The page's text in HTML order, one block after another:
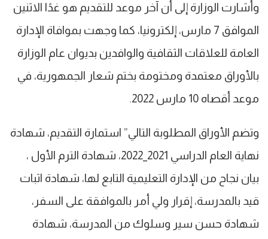
وأشارت الوزارة إلى أن آخر موعد للتقديم هو غدًا الاثنين
الموافق 7 مارس، إلكترونيا، كما وجهت بموافاة الإدارة
العامة للعلاقات الثقافية والوافدين بديوان عام الوزارة
بالأوراق معتمدة ومختومة بختم شعار الجمهورية، في
موعد أقصاه 10 مارس 2022.
وتضم الأوراق المطلوبة التالي” استمارة التقديم، شهادة
نهاية العام الدراسي 2021_2022، شهادة الترم الأول ،
بيان نجاح من الإدارة التعليمية التابع لها، شهادة اثبات
قيد بالمدرسة، إقرار ولي أمر بالموافقة على السفر،
شهادة حسن سير وسلوك من المدرسة، شهادة